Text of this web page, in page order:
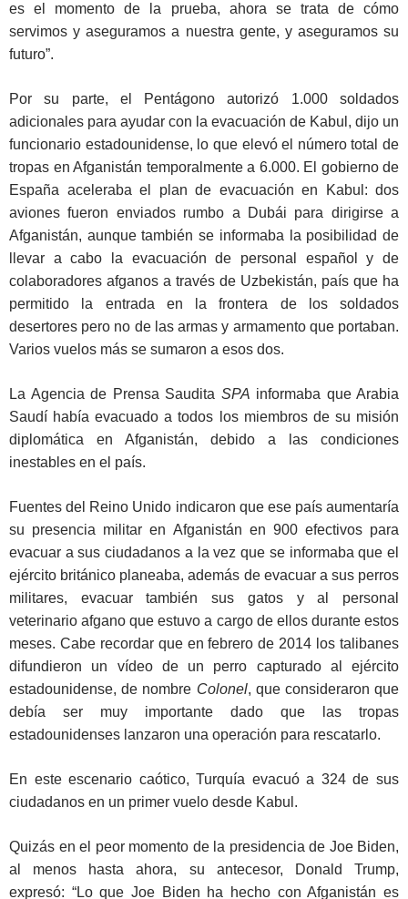
es el momento de la prueba, ahora se trata de cómo
servimos y aseguramos a nuestra gente, y aseguramos su
futuro”.
Por su parte, el Pentágono autorizó 1.000 soldados
adicionales para ayudar con la evacuación de Kabul, dijo un
funcionario estadounidense, lo que elevó el número total de
tropas en Afganistán temporalmente a 6.000. El gobierno de
España aceleraba el plan de evacuación en Kabul: dos
aviones fueron enviados rumbo a Dubái para dirigirse a
Afganistán, aunque también se informaba la posibilidad de
llevar a cabo la evacuación de personal español y de
colaboradores afganos a través de Uzbekistán, país que ha
permitido la entrada en la frontera de los soldados
desertores pero no de las armas y armamento que portaban.
Varios vuelos más se sumaron a esos dos.
La Agencia de Prensa Saudita SPA informaba que Arabia
Saudí había evacuado a todos los miembros de su misión
diplomática en Afganistán, debido a las condiciones
inestables en el país.
Fuentes del Reino Unido indicaron que ese país aumentaría
su presencia militar en Afganistán en 900 efectivos para
evacuar a sus ciudadanos a la vez que se informaba que el
ejército británico planeaba, además de evacuar a sus perros
militares, evacuar también sus gatos y al personal
veterinario afgano que estuvo a cargo de ellos durante estos
meses. Cabe recordar que en febrero de 2014 los talibanes
difundieron un vídeo de un perro capturado al ejército
estadounidense, de nombre Colonel, que consideraron que
debía ser muy importante dado que las tropas
estadounidenses lanzaron una operación para rescatarlo.
En este escenario caótico, Turquía evacuó a 324 de sus
ciudadanos en un primer vuelo desde Kabul.
Quizás en el peor momento de la presidencia de Joe Biden,
al menos hasta ahora, su antecesor, Donald Trump,
expresó: “Lo que Joe Biden ha hecho con Afganistán es